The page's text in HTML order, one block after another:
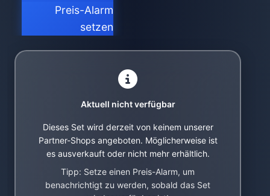
Preis-Alarm
setzen
Aktuell nicht verfügbar
Dieses Set wird derzeit von keinem unserer
Partner-Shops angeboten. Möglicherweise ist
es ausverkauft oder nicht mehr erhältlich.
Tipp: Setze einen Preis-Alarm, um
benachrichtigt zu werden, sobald das Set